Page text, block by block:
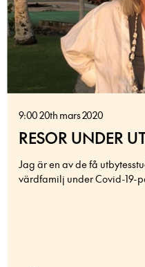
9:00 20th mars 2020
RESOR UNDER
Jag är en av de få
värdfamilj under Covid-19-